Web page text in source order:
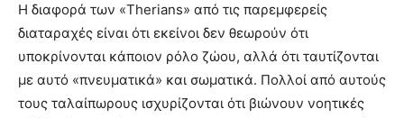
Η διαφορά των «Therians» από τις παρεμφερείς
διαταραχές είναι ότι εκείνοι δεν θεωρούν ότι
υποκρίνονται κάποιον ρόλο ζώου, αλλά ότι ταυτίζονται
με αυτό «πνευματικά» και σωματικά. Πολλοί από αυτούς
τους ταλαίπωρους ισχυρίζονται ότι βιώνουν νοητικές